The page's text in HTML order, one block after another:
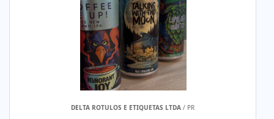
DELTA ROTULOS E ETIQUETAS LTDA / PR